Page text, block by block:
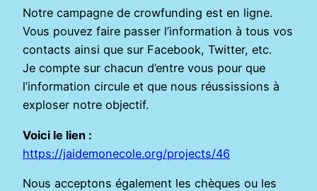
Notre campagne de crowfunding est en ligne.
Vous pouvez faire passer l’information à tous vos
contacts ainsi que sur Facebook, Twitter, etc.
Je compte sur chacun d’entre vous pour que
l’information circule et que nous réussissions à
exploser notre objectif.
Voici le lien :
https://jaidemonecole.org/projects/46
Nous acceptons également les chèques ou les